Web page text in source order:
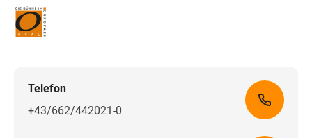
Telefon
+43/662/442021-0